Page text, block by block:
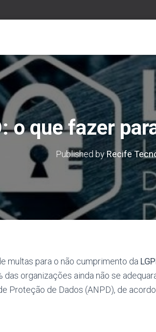
o que fazer
Published byRecife
multas para o não cumprimento da
organizações ainda não se
Proteção de Dados (ANPD), de